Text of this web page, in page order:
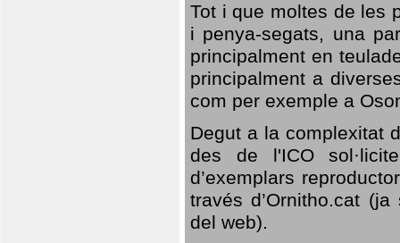
Tot i que moltes de les
i penya-segats, una
principalment en
principalment a
com per exemple a
Degut a la complexitat
des de l'ICO
d’exemplars
través d’Ornitho.cat
del web).